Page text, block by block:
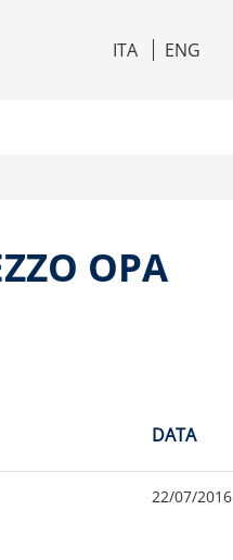
ITA ENG
OPA
DATA
22/07/2016